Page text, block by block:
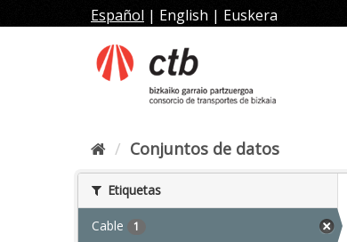
al
Español | English | Euskera
Conjuntos de datos
Etiquetas
Cable 1